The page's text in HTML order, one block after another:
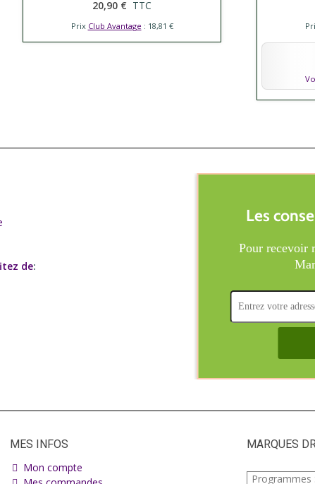
20,90 € TTC
Prix Club Avantage : 18,81 €
de:
MES INFOS
Mon compte
MARQUES
Programmes